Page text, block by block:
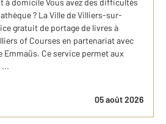
? La Ville de Villiers-sur-
gratuit de portage de livres à
of Courses en partenariat avec
Emmaüs. Ce service permet aux
...
05 août 2026